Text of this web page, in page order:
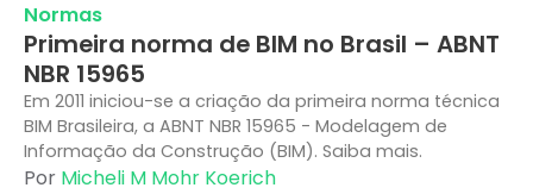
Normas
Primeira norma de BIM no Brasil – ABNT
NBR 15965
Em 2011 iniciou-se a criação da primeira norma técnica
BIM Brasileira, a ABNT NBR 15965 - Modelagem de
Informação da Construção (BIM). Saiba mais.
Por Micheli M Mohr Koerich